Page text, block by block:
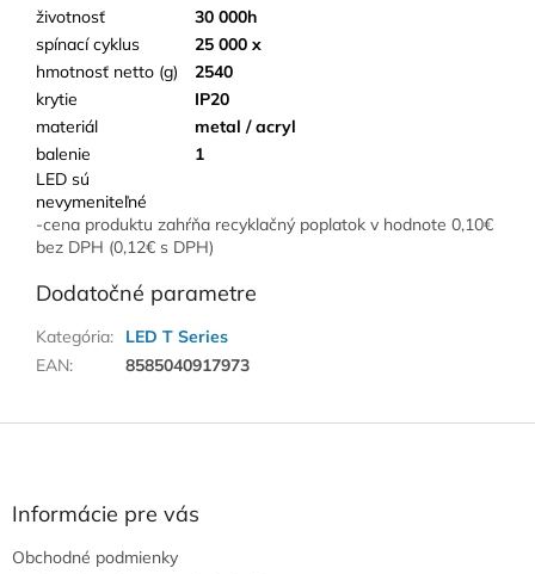
životnosť
30 000h
spínací cyklus
25 000 x
hmotnosť netto (g)
2540
krytie
IP20
materiál
metal / acryl
balenie
1
LED sú
nevymeniteľné
-cena produktu zahŕňa recyklačný poplatok v hodnote 0,10€
bez DPH (0,12€ s DPH)
Dodatočné parametre
Kategória:
LED T Series
EAN: 8585040917973
Informácie pre vás
Obchodné podmienky